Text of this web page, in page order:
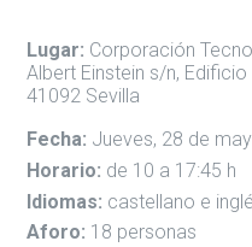
Lugar: Corporación
Albert Einstein s/n, Edificio
41092 Sevilla
Fecha: Jueves, 28 de
Horario: de 10 a 17:45 h
Idiomas: castellano e
Aforo: 18 personas